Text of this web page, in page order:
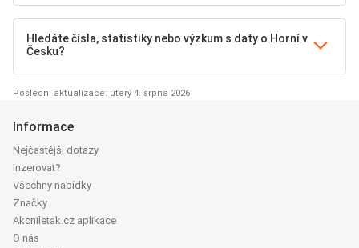
Hledáte čísla, statistiky nebo výzkum s daty o Horní v
Česku?
Poslední aktualizace: úterý 4. srpna 2026
Informace
Nejčastější dotazy
Inzerovat?
Všechny nabídky
Značky
Akcniletak.cz aplikace
O nás